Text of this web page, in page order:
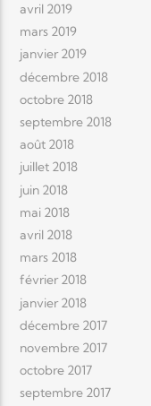
avril 2019
mars 2019
janvier 2019
décembre 2018
octobre 2018
septembre 2018
août 2018
juillet 2018
juin 2018
mai 2018
avril 2018
mars 2018
février 2018
janvier 2018
décembre 2017
novembre 2017
octobre 2017
septembre 2017